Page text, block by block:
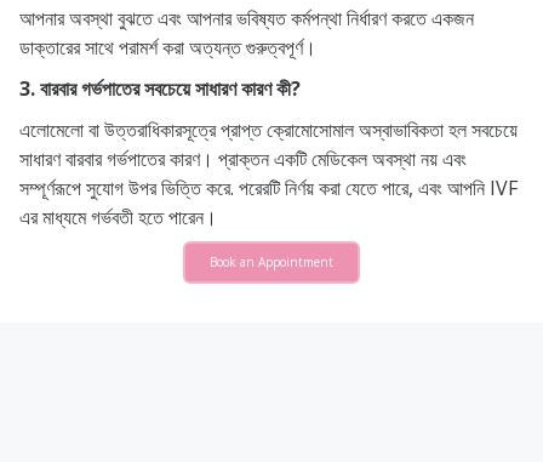
আপনার অবস্থা বুঝতে এবং আপনার ভবিষ্যত কর্মপন্থা নির্ধারণ করতে একজন
ডাক্তারের সাথে পরামর্শ করা অত্যন্ত গুরুত্বপূর্ণ।
3. বারবার গর্ভপাতের সবচেয়ে সাধারণ কারণ কী?
এলোমেলো বা উত্তরাধিকারসূত্রে প্রাপ্ত ক্রোমোসোমাল অস্বাভাবিকতা হল সবচেয়ে
সাধারণ বারবার গর্ভপাতের কারণ। প্রাক্তন একটি মেডিকেল অবস্থা নয় এবং
সম্পূর্ণরূপে সুযোগ উপর ভিত্তি করে. পরেরটি নির্ণয় করা যেতে পারে, এবং আপনি IVF
এর মাধ্যমে গর্ভবতী হতে পারেন।
Book an Appointment